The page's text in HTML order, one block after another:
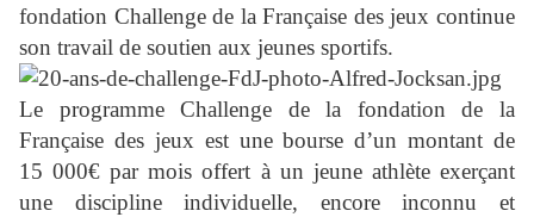
fondation Challenge de la Française des jeux continue
son travail de soutien aux jeunes sportifs.
Le programme Challenge de la fondation de la
Française des jeux est une bourse d’un montant de
15 000€ par mois offert à un jeune athlète exerçant
une discipline individuelle, encore inconnu et